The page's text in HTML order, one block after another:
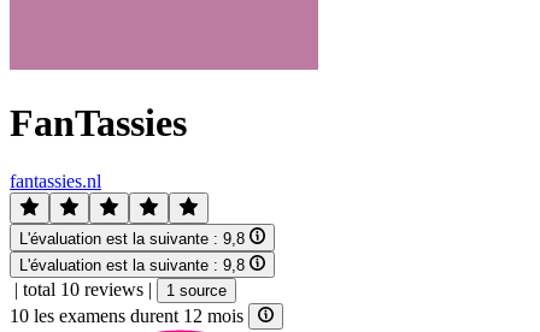
FanTassies
fantassies.nl
L'évaluation est la suivante : 9,8
L'évaluation est la suivante : 9,8
| total 10 reviews | 1 source
10 les examens durent 12 mois